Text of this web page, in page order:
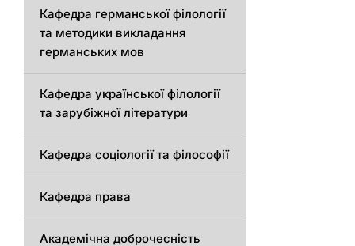
Кафедрa германської філології
та методики викладання
германських мов
Кафедра української філології
та зарубіжної літератури
Кафедра соціології та філософії
Кафедра права
Академічна доброчесність